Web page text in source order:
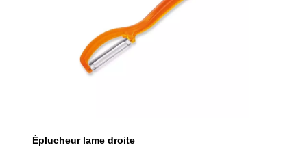
Éplucheur lame droite